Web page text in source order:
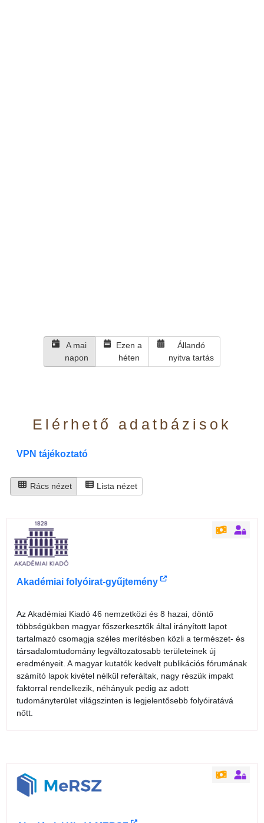
A mai
napon
Ezen a
héten
Állandó
nyitva tartás
Elérhető adatbázisok
VPN tájékoztató
Rács nézet Lista nézet
Akadémiai folyóirat-gyűjtemény
Az Akadémiai Kiadó 46 nemzetközi és 8 hazai, döntő
többségükben magyar főszerkesztők által irányított lapot
tartalmazó csomagja széles merítésben közli a természet- és
társadalomtudomány legváltozatosabb területeinek új
eredményeit. A magyar kutatók kedvelt publikációs fórumának
számító lapok kivétel nélkül referáltak, nagy részük impakt
faktorral rendelkezik, néhányuk pedig az adott
tudományterület világszinten is legjelentősebb folyóiratává
nőtt.